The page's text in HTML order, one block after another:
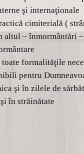
şi internaţionale
cimiterială (
altul – înmormântări
toate formalităţile
pentru
şi în zilele de
în străinătate